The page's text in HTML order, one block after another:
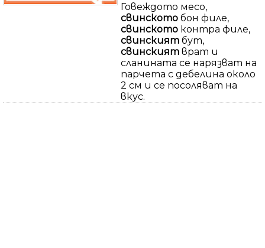
Говеждото месо,
свинското бон филе,
свинското контра филе,
свинският бут,
свинският врат и
сланината се нарязват на
парчета с дебелина около
2 см и се посоляват на
вкус.